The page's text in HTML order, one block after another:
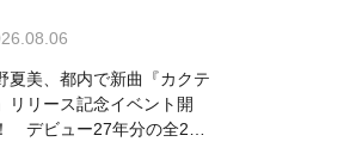
夏美、都内で新曲『カクテ
リリース記念イベント開
デビュー27年分の全280